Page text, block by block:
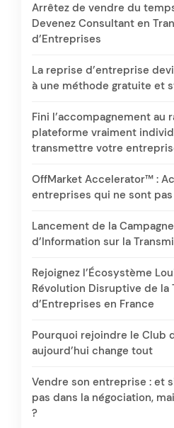
Arrêtez de vendre du
Devenez Consultant en
d’Entreprises
La reprise d’entreprise
à une méthode gratuite et
Fini l’accompagnement au
plateforme vraiment
transmettre votre
OffMarket Accelerator™ :
entreprises qui ne sont
Lancement de la
d’Information sur la
Rejoignez l’Écosystème
Révolution Disruptive de la
d’Entreprises en France
Pourquoi rejoindre le Club
aujourd’hui change tout
Vendre son entreprise : et
pas dans la négociation,
?